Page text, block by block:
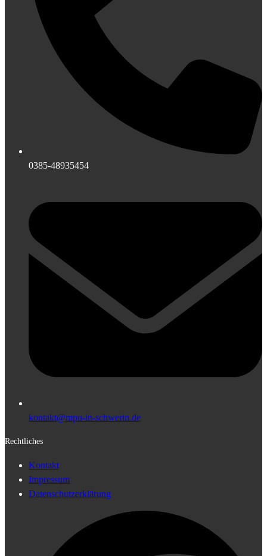
0385-48935454
kontakt@mpu-in-schwerin.de
Rechtliches
Kontakt
Impressum
Datenschutzerklärung